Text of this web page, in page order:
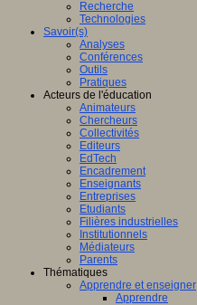
Recherche
Technologies
Savoir(s)
Analyses
Conférences
Outils
Pratiques
Acteurs de l'éducation
Animateurs
Chercheurs
Collectivités
Editeurs
EdTech
Encadrement
Enseignants
Entreprises
Etudiants
Filières industrielles
Institutionnels
Médiateurs
Parents
Thématiques
Apprendre et enseigner
Apprendre